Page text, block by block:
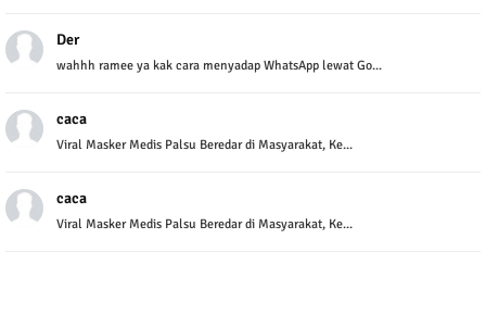
Der
wahhh ramee ya kak cara menyadap WhatsApp lewat Go...
caca
Viral Masker Medis Palsu Beredar di Masyarakat, Ke...
caca
Viral Masker Medis Palsu Beredar di Masyarakat, Ke...